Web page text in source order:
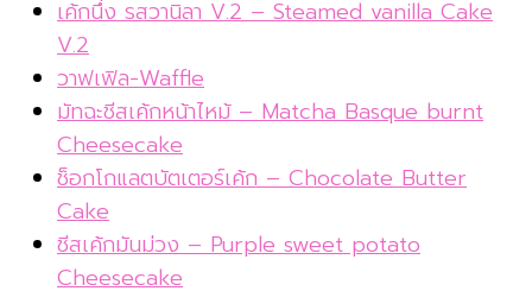
เค้กนึ่ง รสวานิลา V.2 – Steamed vanilla Cake
V.2
วาฟเฟิล-Waffle
มัทฉะชีสเค้กหน้าไหม้ – Matcha Basque burnt
Cheesecake
ช็อกโกแลตบัตเตอร์เค้ก – Chocolate Butter
Cake
ชีสเค้กมันม่วง – Purple sweet potato
Cheesecake